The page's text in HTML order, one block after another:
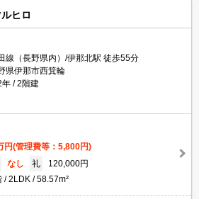
ヒロ
線（長野県内）/伊那北駅 徒歩55分
県伊那市西箕輪
年
2階建
円(管理費等：5,800円)
なし 礼
120,000円
2LDK 58.57m²